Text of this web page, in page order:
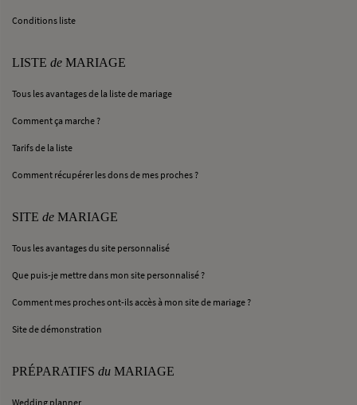
Conditions liste
LISTE de MARIAGE
Tous les avantages de la liste de mariage
Comment ça marche ?
Tarifs de la liste
Comment récupérer les dons de mes proches ?
SITE de MARIAGE
Tous les avantages du site personnalisé
Que puis-je mettre dans mon site personnalisé ?
Comment mes proches ont-ils accès à mon site de mariage ?
Site de démonstration
PRÉPARATIFS du MARIAGE
Wedding planner